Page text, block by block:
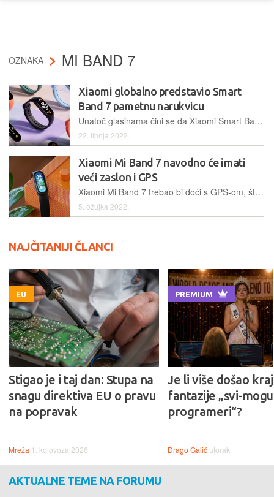
OZNAKA MI BAND 7
Xiaomi globalno predstavio Smart
Band 7 pametnu narukvicu
Unatoč glasinama čini se da Xiaomi Smart Band 7 ipak neće doći s dugo očekivanom GPS podrškom
22. lipnja 2022.
Xiaomi Mi Band 7 navodno će imati
veći zaslon i GPS
Xiaomi Mi Band 7 trebao bi doći s GPS-om, što će se posebice svidjeti korisnicima koji ne preferiraju nositi pametni telefon sa sobom dok, primjerice, trče ili bicikliraju
5. ožujka 2022.
NAJČITANIJI ČLANCI
EU
Stigao je i taj dan: Stupa na
snagu direktiva EU o pravu
na popravak
Mreža 1. kolovoza 2026.
PREMIUM
Je li više došao kraj
fantazije „svi-
programeri“?
Drago Galić utorak
AKTUALNE TEME NA FORUMU